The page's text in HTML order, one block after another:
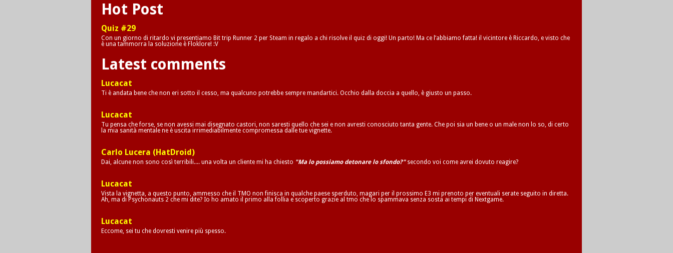
Hot Post
Quiz #29
Con un giorno di ritardo vi presentiamo Bit trip Runner 2 per Steam in regalo a chi risolve il quiz di oggi! Un parto! Ma ce l’abbiamo fatta! il vicintore è Riccardo, e visto che
è una tammorra la soluzione è Floklore! :V
Latest comments
Lucacat
Ti è andata bene che non eri sotto il cesso, ma qualcuno potrebbe sempre mandartici. Occhio dalla doccia a quello, è giusto un passo.
Lucacat
Tu pensa che forse, se non avessi mai disegnato castori, non saresti quello che sei e non avresti conosciuto tanta gente. Che poi sia un bene o un male non lo so, di certo
la mia sanità mentale ne è uscita irrimediabilmente compromessa dalle tue vignette.
Carlo Lucera (HatDroid)
Dai, alcune non sono così terribili.... una volta un cliente mi ha chiesto "Ma lo possiamo detonare lo sfondo?"secondo voi come avrei dovuto reagire?
Lucacat
Vista la vignetta, a questo punto, ammesso che il TMO non finisca in qualche paese sperduto, magari per il prossimo E3 mi prenoto per eventuali serate seguito in diretta.
Ah, ma di Psychonauts 2 che mi dite? Io ho amato il primo alla follia e scoperto grazie al tmo che lo spammava senza sosta ai tempi di Nextgame.
Lucacat
Eccome, sei tu che dovresti venire più spesso.